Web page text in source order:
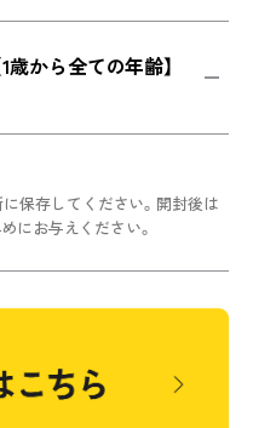
歳から全ての年齢】
保存してください。開封後は
にお与えください。